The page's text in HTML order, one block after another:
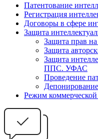
Патентование
Регистрация
Договоры в сфере
Защита
Защита прав
Защита
Защита
ППС. УФАС
Проведение
Режим